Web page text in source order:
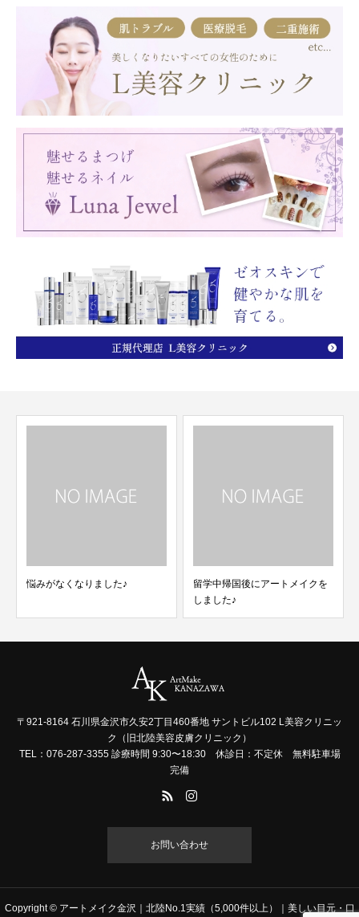
悩みがなくなりました♪
留学中帰国後にアートメイクを
しました♪
〒921-8164 石川県金沢市久安2丁目460番地 サントビル102 L美容クリニッ
ク（旧北陸美容皮膚クリニック）
TEL：076-287-3355 診療時間 9:30〜18:30 休診日：不定休 無料駐車場
完備
お問い合わせ
Copyright © アートメイク金沢｜北陸No.1実績（5,000件以上）｜美しい目元・口